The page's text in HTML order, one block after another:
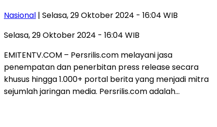
Nasional | Selasa, 29 Oktober 2024 - 16:04 WIB
Selasa, 29 Oktober 2024 - 16:04 WIB
EMITENTV.COM – Persrilis.com melayani jasa
penempatan dan penerbitan press release secara
khusus hingga 1.000+ portal berita yang menjadi mitra
sejumlah jaringan media. Persrilis.com adalah…